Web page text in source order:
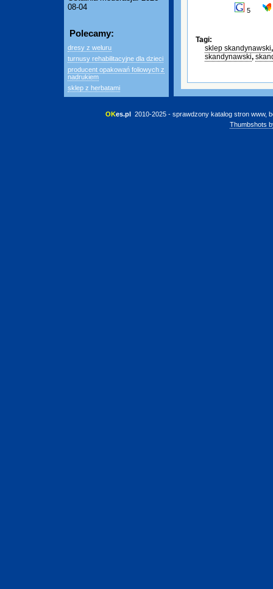
08-04
Polecamy:
dresy z weluru
turnusy rehabilitacyjne dla dzieci
producent opakowań foliowych z
nadrukiem
sklep z herbatami
5
Tagi:
sklep skandynawski
skandynawski,
OKes.pl 2010-2025 - sprawdzony katalog stron www,
Thumbshots